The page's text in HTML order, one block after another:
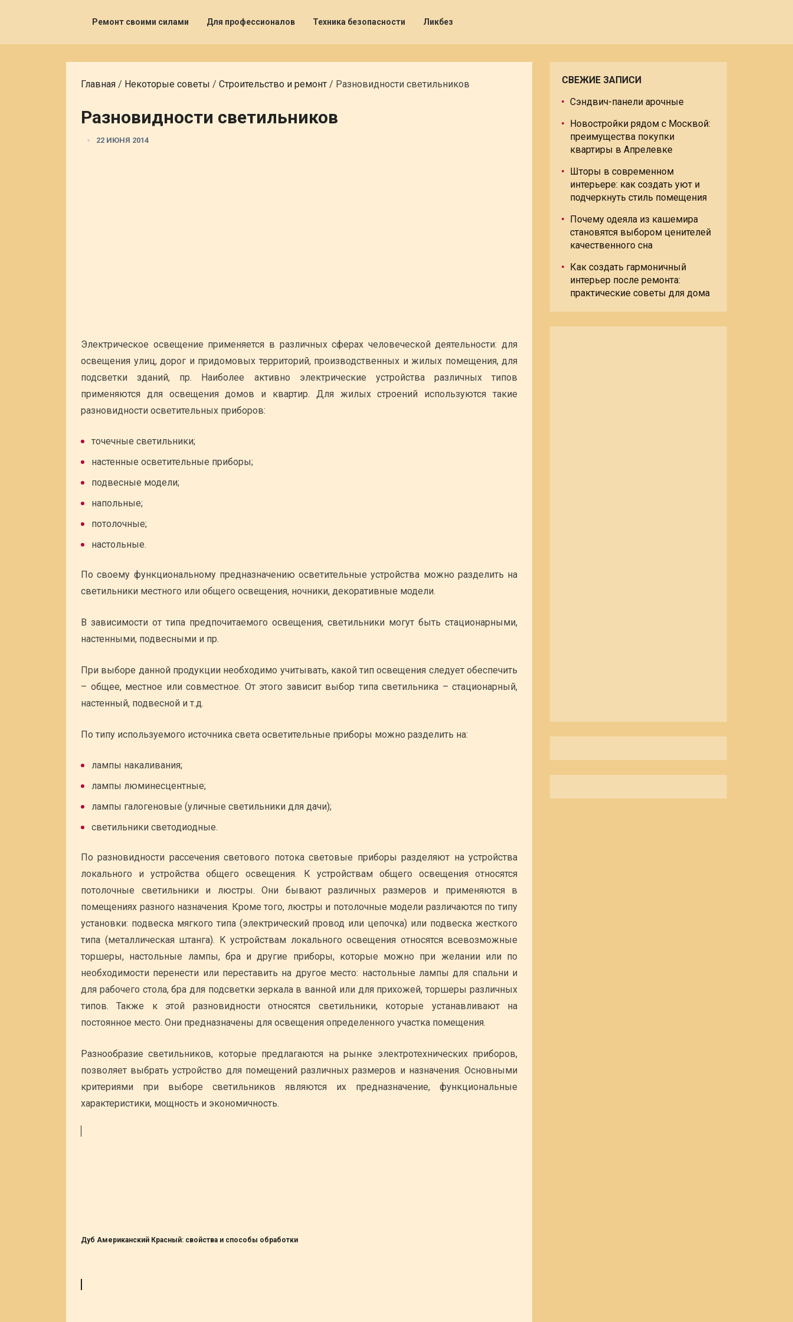
Ремонт своими силами Для профессионалов Техника безопасности Ликбез
Главная / Некоторые советы / Строительство и ремонт / Разновидности светильников
Разновидности светильников
22 ИЮНЯ 2014
Электрическое освещение применяется в различных сферах человеческой деятельности: для
освещения улиц, дорог и придомовых территорий, производственных и жилых помещения, для
подсветки зданий, пр. Наиболее активно электрические устройства различных типов
применяются для освещения домов и квартир. Для жилых строений используются такие
разновидности осветительных приборов:
точечные светильники;
настенные осветительные приборы;
подвесные модели;
напольные;
потолочные;
настольные.
По своему функциональному предназначению осветительные устройства можно разделить на
светильники местного или общего освещения, ночники, декоративные модели.
В зависимости от типа предпочитаемого освещения, светильники могут быть стационарными,
настенными, подвесными и пр.
При выборе данной продукции необходимо учитывать, какой тип освещения следует обеспечить
– общее, местное или совместное. От этого зависит выбор типа светильника – стационарный,
настенный, подвесной и т.д.
По типу используемого источника света осветительные приборы можно разделить на:
лампы накаливания;
лампы люминесцентные;
лампы галогеновые (уличные светильники для дачи);
светильники светодиодные.
По разновидности рассечения светового потока световые приборы разделяют на устройства
локального и устройства общего освещения. К устройствам общего освещения относятся
потолочные светильники и люстры. Они бывают различных размеров и применяются в
помещениях разного назначения. Кроме того, люстры и потолочные модели различаются по типу
установки: подвеска мягкого типа (электрический провод или цепочка) или подвеска жесткого
типа (металлическая штанга). К устройствам локального освещения относятся всевозможные
торшеры, настольные лампы, бра и другие приборы, которые можно при желании или по
необходимости перенести или переставить на другое место: настольные лампы для спальни и
для рабочего стола, бра для подсветки зеркала в ванной или для прихожей, торшеры различных
типов. Также к этой разновидности относятся светильники, которые устанавливают на
постоянное место. Они предназначены для освещения определенного участка помещения.
Разнообразие светильников, которые предлагаются на рынке электротехнических приборов,
позволяет выбрать устройство для помещений различных размеров и назначения. Основными
критериями при выборе светильников являются их предназначение, функциональные
характеристики, мощность и экономичность.
Дуб Американский Красный: свойства и способы обработки
СВЕЖИЕ ЗАПИСИ
Сэндвич-панели арочные
Новостройки рядом с Москвой:
преимущества покупки
квартиры в Апрелевке
Шторы в современном
интерьере: как создать уют и
подчеркнуть стиль помещения
Почему одеяла из кашемира
становятся выбором ценителей
качественного сна
Как создать гармоничный
интерьер после ремонта:
практические советы для дома